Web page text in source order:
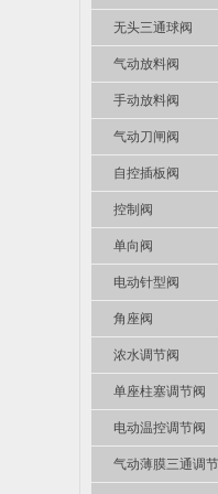
无头三通球阀
气动放料阀
手动放料阀
气动刀闸阀
自控插板阀
控制阀
单向阀
电动针型阀
角座阀
浓水调节阀
单座柱塞调节阀
电动温控调节阀
气动薄膜三通调